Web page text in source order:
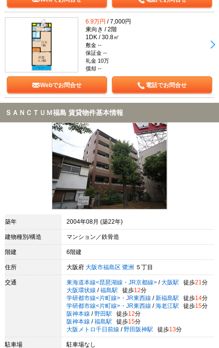
6.9万円 / 7,000円
東向き / 2階
1DK / 30.8㎡
敷金 --
保証金 --
礼金 10万
償却 --
Webでお問合せ 電話でお問合せ
ＳＡＮＣＴＵＭ福島 賃貸物件基本情報
築年 2004年08月 (築22年)
建物種別/構造 マンション／鉄骨造
階建 6階建
住所 大阪府 大阪市福島区 鷺洲 ５丁目
交通 東海道本線<琵琶湖線・JR京都線> / 大阪駅 徒歩21 分
大阪環状線 / 福島駅 徒歩12分
学研都市線<片町線>・JR東西線 / 新福島駅 徒歩14分
学研都市線<片町線>・JR東西線 / 海老江駅 徒歩15分
阪神本線 / 野田駅 徒歩12分
阪神本線 / 福島駅 徒歩15分
大阪メトロ千日前線 / 野田阪神駅 徒歩13分
駐車場 駐車場なし